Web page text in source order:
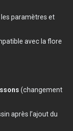
les paramètres et
avec la flore
(changement
après l’ajout du